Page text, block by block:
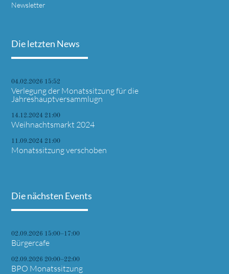
Newsletter
Die letzten News
04.02.2026 15:52
Verlegung der Monatssitzung für die
Jahreshauptversammlugn
14.12.2024 21:00
Weihnachtsmarkt 2024
11.09.2024 21:00
Monatssitzung verschoben
Die nächsten Events
02.09.2026 15:00–17:00
Bürgercafe
02.09.2026 20:00–22:00
BPO Monatssitzung